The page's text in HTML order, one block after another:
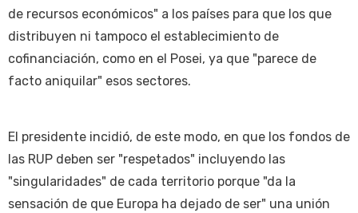
de recursos económicos" a los países para que los que
distribuyen ni tampoco el establecimiento de
cofinanciación, como en el Posei, ya que "parece de
facto aniquilar" esos sectores.
El presidente incidió, de este modo, en que los fondos de
las RUP deben ser "respetados" incluyendo las
"singularidades" de cada territorio porque "da la
sensación de que Europa ha dejado de ser" una unión